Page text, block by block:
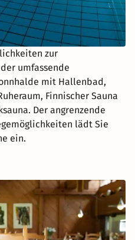
zur
umfassende
mit Hallenbad,
Finnischer Sauna
Der angrenzende
lädt Sie
ein.